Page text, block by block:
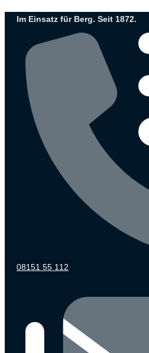
InhaltIm Einsatz für Berg. Seit 1872.
08151 55 112